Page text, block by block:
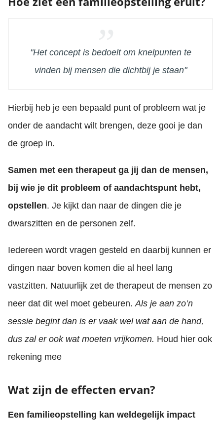
"Het concept is bedoelt om knelpunten te
vinden bij mensen die dichtbij je staan"
Hierbij heb je een bepaald punt of probleem wat je
onder de aandacht wilt brengen, deze gooi je dan
de groep in.
Samen met een therapeut ga jij dan de mensen,
bij wie je dit probleem of aandachtspunt hebt,
opstellen. Je kijkt dan naar de dingen die je
dwarszitten en de personen zelf.
Iedereen wordt vragen gesteld en daarbij kunnen er
dingen naar boven komen die al heel lang
vastzitten. Natuurlijk zet de therapeut de mensen zo
neer dat dit wel moet gebeuren. Als je aan zo’n
sessie begint dan is er vaak wel wat aan de hand,
dus zal er ook wat moeten vrijkomen. Houd hier ook
rekening mee
Wat zijn de effecten ervan?
Een familieopstelling kan weldegelijk impact